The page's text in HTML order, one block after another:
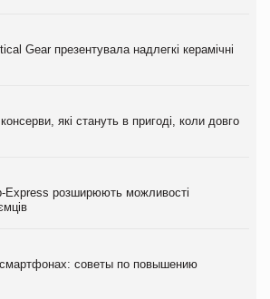
Gear презентувала надлегкі керамічні
які стануть в пригоді, коли довго
Express розширюють можливості
советы по повышению